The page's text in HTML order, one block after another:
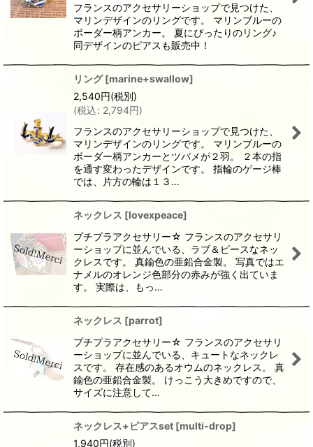
フランスのアクセサリーショップで見つけた、
マリンデザインのリングです。 マリンブルーの
ボーダー柄アンカー。 夏にぴったりのリング♪
同デザインのピアスも販売中！
リング [marine+swallow]
2,540円(税別)
(税込: 2,794円)
フランスのアクセサリーショップで見つけた、
マリンデザインのリングです。 マリンブルーの
ボーダー柄アンカーとツバメが２羽。 ２本の指
を通す変わったデザインです。 指輪のゲージ棒
では、片方の輪は１３…
ネックレス [lovexpeace]
プチプラアクセサリー☆ フランスのアクセサリ
ーショップに並んでいる、ラブ＆ピースなネッ
クレスです。 真鍮色の亜鉛合金製。 写真ではエ
ナメルのオレンジ色部分の赤みが強く出ていま
す。 実際は、もっ…
ネックレス [parrot]
プチプラアクセサリー☆ フランスのアクセサリ
ーショップに並んでいる、キュートなネックレ
スです。 存在感のあるオウムのネックレス。 真
鍮色の亜鉛合金製。 けっこう大きめですので、
サイズに注意して…
ネックレス+ピアスset [multi-drop]
1,940円(税別)